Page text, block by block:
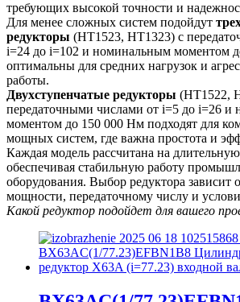
требующих высокой точности и
Для менее сложных систем подойдут
редукторы (HT1523, HT1323) с
i=24 до i=102 и номинальным моментом
оптимальны для средних нагрузок и
работы.
Двухступенчатые редукторы (HT1522,
передаточными числами от i=5 до i=26 и
моментом до 150 000 Нм подходят для
мощных систем, где важна простота и
Каждая модель рассчитана на
обеспечивая стабильную работу
оборудования. Выбор редуктора зависит
мощности, передаточному числу и
Какой редуктор подойдет для вашего